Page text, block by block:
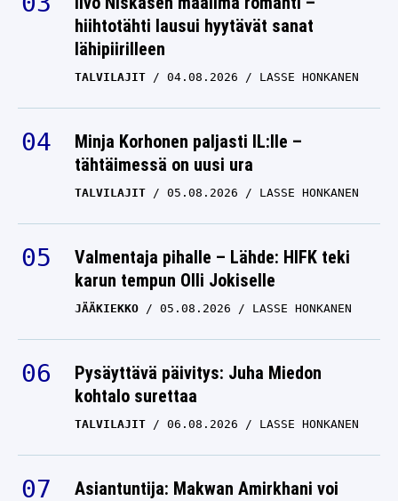
hiihtotähti lausui hyytävät sanat
lähipiirilleen
TALVILAJIT 04.08.2026 LASSE HONKANEN
Minja Korhonen paljasti IL:lle –
tähtäimessä on uusi ura
TALVILAJIT 05.08.2026 LASSE HONKANEN
Valmentaja pihalle – Lähde: HIFK teki
karun tempun Olli Jokiselle
JÄÄKIEKKO 05.08.2026 LASSE HONKANEN
Pysäyttävä päivitys: Juha Miedon
kohtalo surettaa
TALVILAJIT 06.08.2026 LASSE HONKANEN
Asiantuntija: Makwan Amirkhani voi